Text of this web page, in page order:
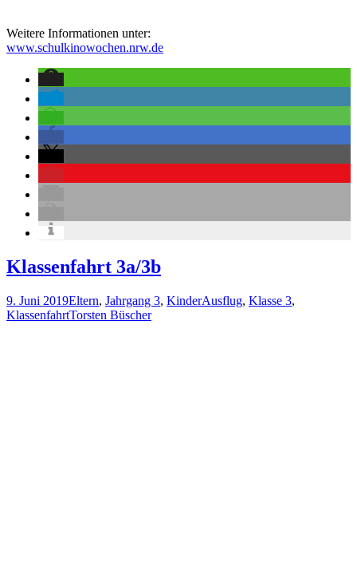
Weitere Informationen unter:
www.schulkinowochen.nrw.de
Klassenfahrt 3a/3b
9. Juni 2019Eltern, Jahrgang 3, KinderAusflug, Klasse 3,
KlassenfahrtTorsten Büscher